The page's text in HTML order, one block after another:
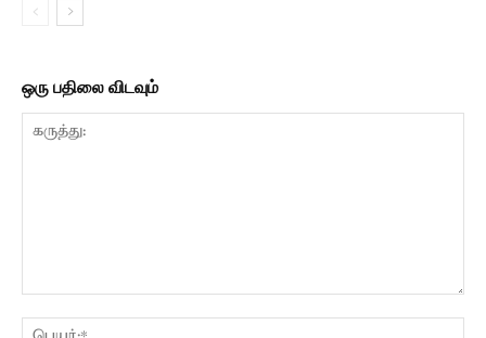
ஒரு பதிலை விடவும்